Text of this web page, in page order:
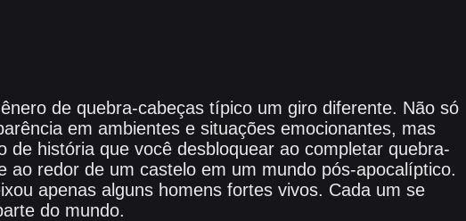
de quebra-cabeças típico um giro diferente. Não só
em ambientes e situações emocionantes, mas
de história que você desbloquear ao completar quebra-
ao redor de um castelo em um mundo pós-apocalíptico.
apenas alguns homens fortes vivos. Cada um se
do mundo.